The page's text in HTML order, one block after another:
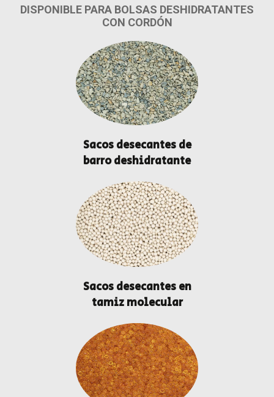
DISPONIBLE PARA BOLSAS DESHIDRATANTES
CON CORDÓN
Sacos desecantes de
barro deshidratante
Sacos desecantes en
tamiz molecular